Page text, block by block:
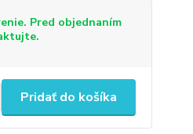
Pred objednaním
Pridať do košíka